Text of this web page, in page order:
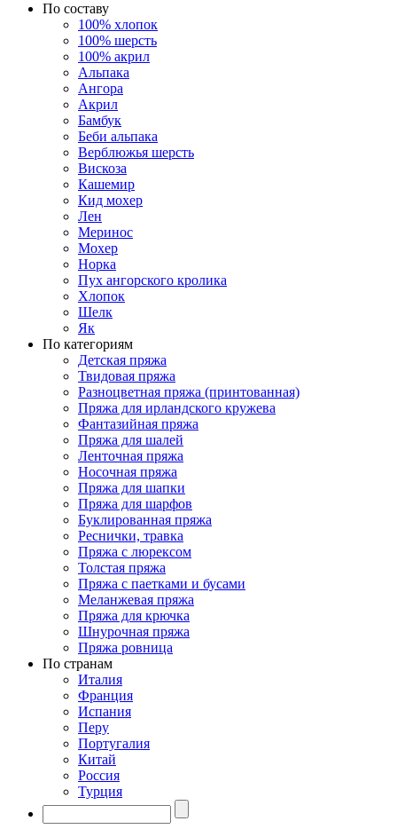
По составу
100% хлопок
100% шерсть
100% акрил
Альпака
Ангора
Акрил
Бамбук
Беби альпака
Верблюжья шерсть
Вискоза
Кашемир
Кид мохер
Лен
Меринос
Мохер
Норка
Пух ангорского кролика
Хлопок
Шелк
Як
По категориям
Детская пряжа
Твидовая пряжа
Разноцветная пряжа (принтованная)
Пряжа для ирландского кружева
Фантазийная пряжа
Пряжа для шалей
Ленточная пряжа
Носочная пряжа
Пряжа для шапки
Пряжа для шарфов
Буклированная пряжа
Реснички, травка
Пряжа с люрексом
Толстая пряжа
Пряжа с паетками и бусами
Меланжевая пряжа
Пряжа для крючка
Шнурочная пряжа
Пряжа ровница
По странам
Италия
Франция
Испания
Перу
Португалия
Китай
Россия
Турция